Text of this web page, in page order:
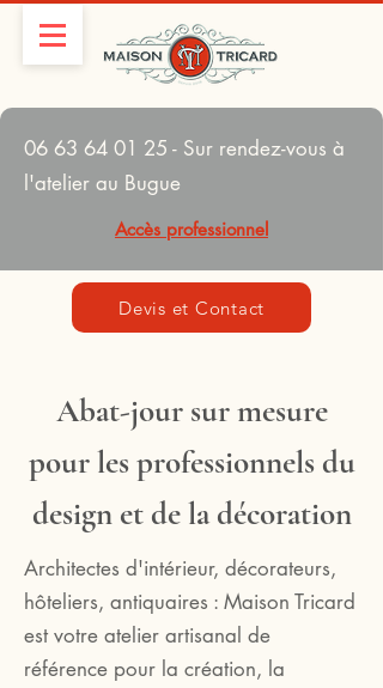
06 63 64 01 25 - Sur rendez-vous à
l'atelier au Bugue
Accès professionnel
Devis et Contact
Abat-jour sur mesure
pour les professionnels du
design et de la décoration
Architectes d'intérieur, décorateurs,
hôteliers, antiquaires : Maison Tricard
est votre atelier artisanal de
référence pour la création, la